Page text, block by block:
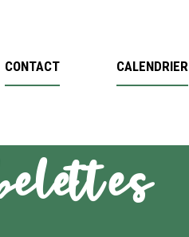
CONTACT CALENDRIER